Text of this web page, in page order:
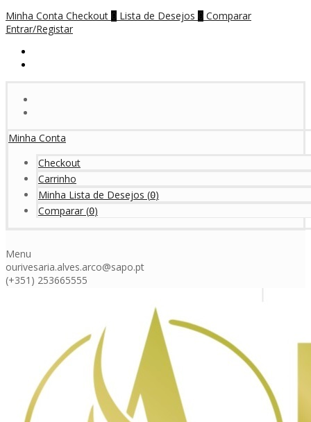
Minha Conta Checkout 0 Lista de Desejos 0 Comparar
Entrar/Registar
Minha Conta
Checkout
Carrinho
Minha Lista de Desejos (0)
Comparar (0)
Menu
ourivesaria.alves.arco@sapo.pt
(+351) 253665555